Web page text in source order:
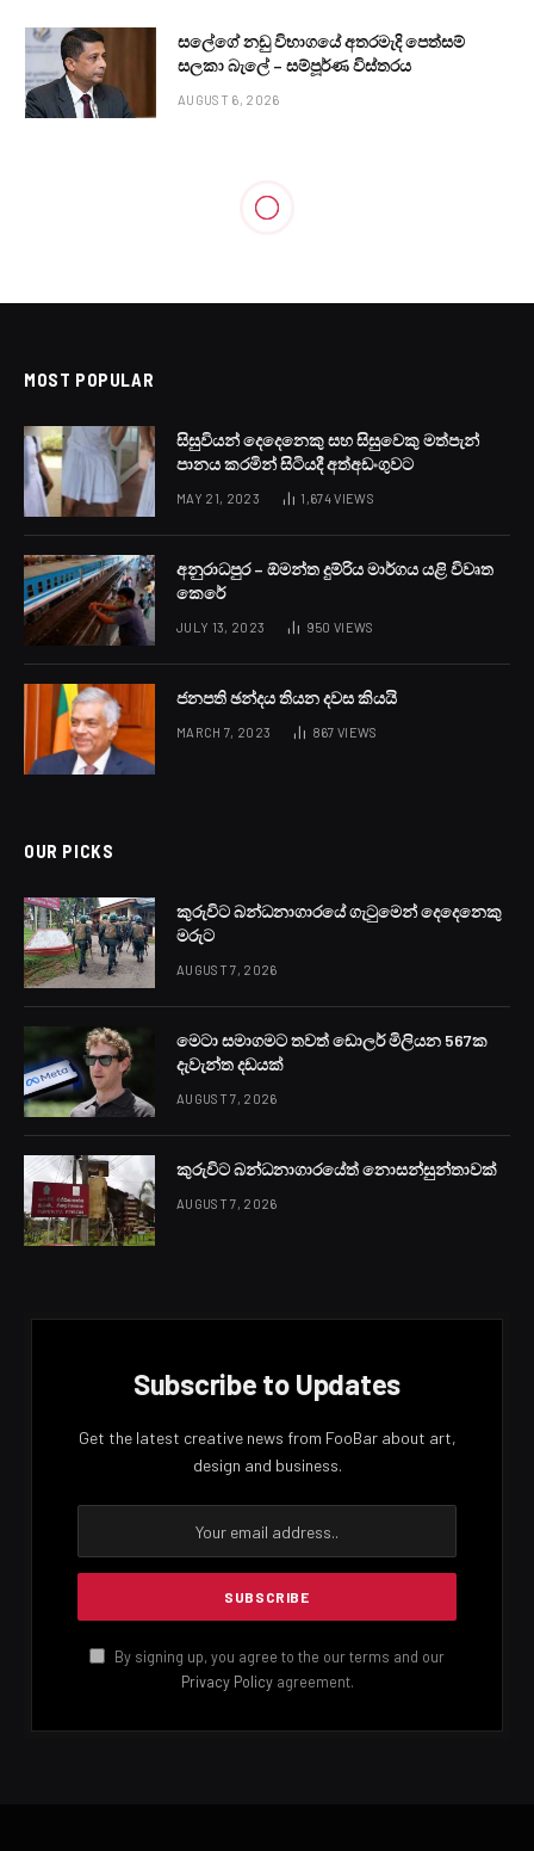
සලේගේ නඩු විභාගයේ අතරමැදි පෙත්සම්
සලකා බැලේ – සම්පූර්ණ විස්තරය
AUGUST 6, 2026
MOST POPULAR
සිසුවියන් දෙදෙනෙකු සහ සිසුවෙකු මත්පැන්
පානය කරමින් සිටියදී අත්අඩංගුවට
MAY 21, 2023 1,674VIEWS
අනුරාධපුර – ඕමන්ත දුම්රිය මාර්ගය යළි විවෘත
කෙරේ
JULY 13, 2023 950 VIEWS
ජනපති ඡන්දය තියන දවස කියයි
MARCH 7, 2023 867 VIEWS
OUR PICKS
කුරුවිට බන්ධනාගාරයේ ගැටුමෙන් දෙදෙනෙකු
මරුට
AUGUST 7, 2026
මෙටා සමාගමට තවත් ඩොලර් මිලියන 567ක
දැවැන්ත දඩයක්
AUGUST 7, 2026
කුරුවිට බන්ධනාගාරයේත් නොසන්සුන්තාවක්
AUGUST 7, 2026
Subscribe to Updates
Get the latest creative news from FooBar about art,
design and business.
By signing up, you agree to the our terms and our
Privacy Policyagreement.